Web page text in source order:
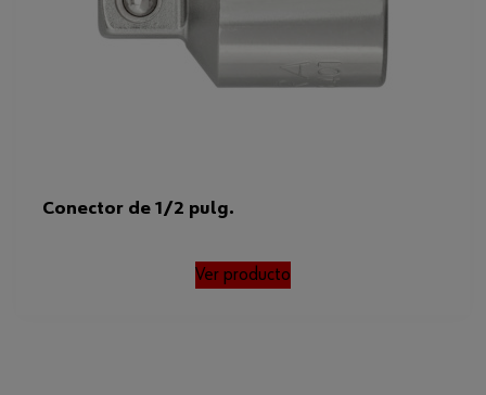
Conector de 1/2 pulg.
Ver producto